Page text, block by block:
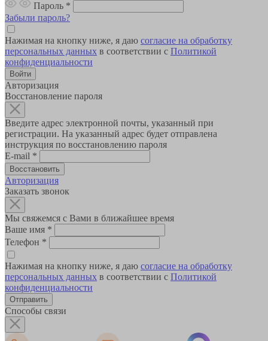
Пароль *
Забыли пароль?
Нажимая на кнопку ниже, я даю согласие на обработку
персональных данных в соответствии с Политикой
конфиденциальности
Авторизация
Восстановление пароля
Введите адрес электронной почты, указанный при
регистрации. На указанный адрес будет отправлена
инструкция по восстановлению пароля
E-mail *
Авторизация
Заказать звонок
Мы свяжемся с Вами в ближайшее время
Ваше имя *
Телефон *
Нажимая на кнопку ниже, я даю согласие на обработку
персональных данных в соответствии с Политикой
конфиденциальности
Способы связи